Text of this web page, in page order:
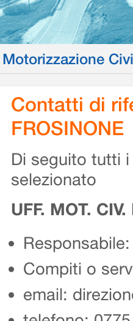
Contatti di
FROSINONE
Di seguito tutti
selezionato
UFF. MOT.
Compiti o
email: